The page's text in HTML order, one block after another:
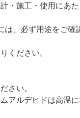
・施工・使用にあ
、必ず用途をご
ください。
さい。
ルデヒドは高温